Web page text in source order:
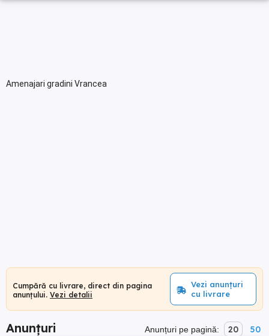
Amenajari gradini Vrancea
Cumpără cu livrare, direct din pagina
anunțului. Vezi detalii
Vezi anunțuri
cu livrare
Anunțuri Anunțuri pe pagină: 20 50